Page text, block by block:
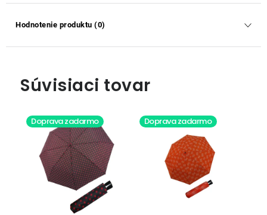
Hodnotenie produktu (0)
Súvisiaci tovar
Doprava zadarmo Doprava zadarmo